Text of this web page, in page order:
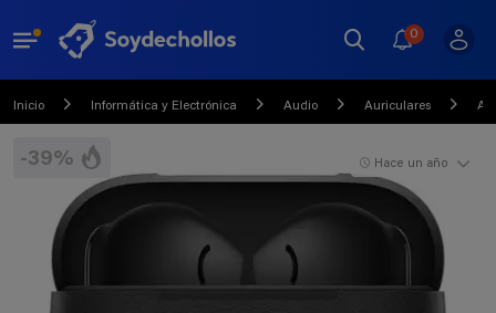
0
Inicio Informática y Electrónica Audio Auriculares
-39% Hace un año